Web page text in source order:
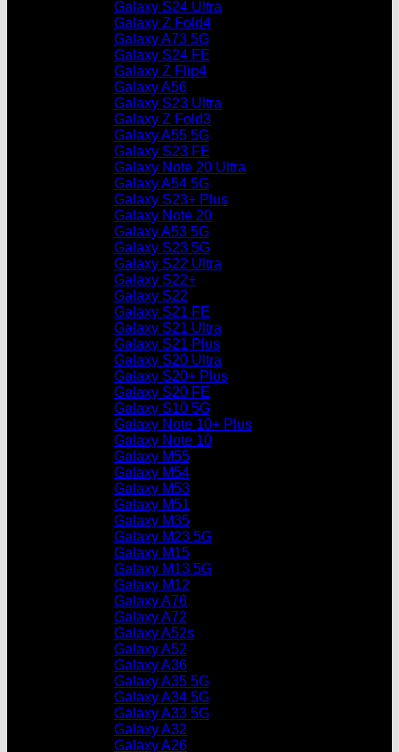
Galaxy S24 Ultra
Galaxy Z Fold4
Galaxy A73 5G
Galaxy S24 FE
Galaxy Z Flip4
Galaxy A56
Galaxy S23 Ultra
Galaxy Z Fold3
Galaxy A55 5G
Galaxy S23 FE
Galaxy Note 20 Ultra
Galaxy A54 5G
Galaxy S23+ Plus
Galaxy Note 20
Galaxy A53 5G
Galaxy S23 5G
Galaxy S22 Ultra
Galaxy S22+
Galaxy S22
Galaxy S21 FE
Galaxy S21 Ultra
Galaxy S21 Plus
Galaxy S20 Ultra
Galaxy S20+ Plus
Galaxy S20 FE
Galaxy S10 5G
Galaxy Note 10+ Plus
Galaxy Note 10
Galaxy M55
Galaxy M54
Galaxy M53
Galaxy M51
Galaxy M35
Galaxy M23 5G
Galaxy M15
Galaxy M13 5G
Galaxy M12
Galaxy A76
Galaxy A72
Galaxy A52s
Galaxy A52
Galaxy A36
Galaxy A35 5G
Galaxy A34 5G
Galaxy A33 5G
Galaxy A32
Galaxy A26